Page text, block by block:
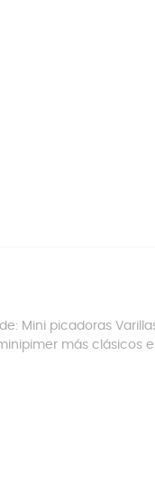
Mini picadoras
más clásicos